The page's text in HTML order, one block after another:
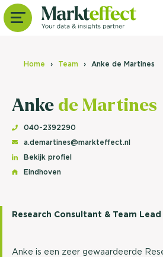
Home Team Anke de Martines
Anke de Martines
040-2392290
a.demartines@markteffect.nl
Bekijk profiel
Eindhoven
Research Consultant & Team Lead
Anke is een zeer gewaardeerde